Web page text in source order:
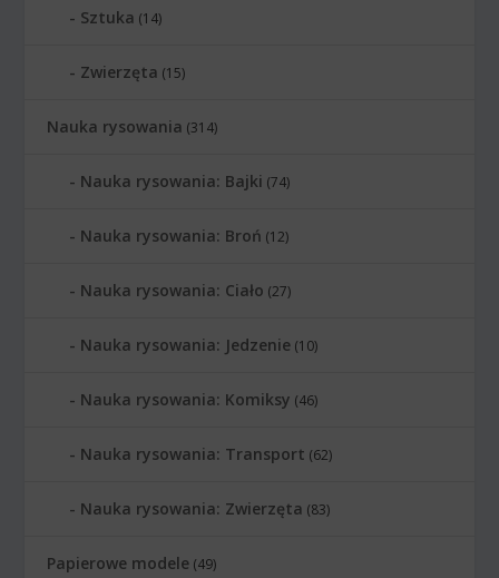
Sztuka (14)
Zwierzęta (15)
Nauka rysowania (314)
Nauka rysowania: Bajki (74)
Nauka rysowania: Broń (12)
Nauka rysowania: Ciało (27)
Nauka rysowania: Jedzenie (10)
Nauka rysowania: Komiksy (46)
Nauka rysowania: Transport (62)
Nauka rysowania: Zwierzęta (83)
Papierowe modele (49)